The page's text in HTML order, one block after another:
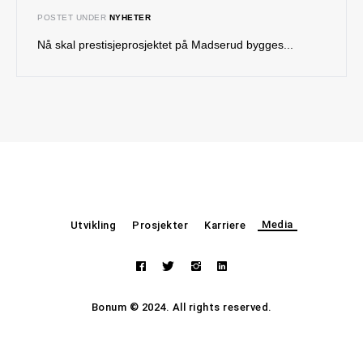
POSTET UNDER NYHETER
Nå skal prestisjeprosjektet på Madserud bygges...
Utvikling Prosjekter Karriere Media
Bonum © 2024. All rights reserved.